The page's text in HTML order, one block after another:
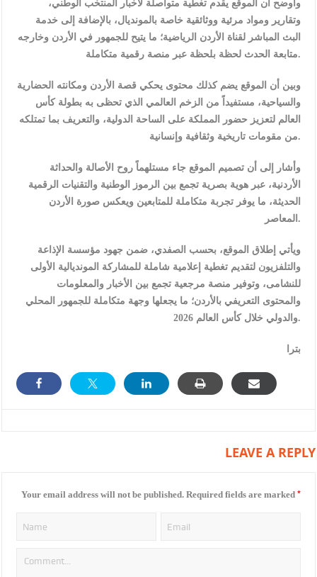
وأوضح أن الموقع يقدم تغطية متواصلة لأخبار المنتخب الوطني،
وتقارير ومواد مرئية ووثائقية خاصة بالمونديال، بالإضافة إلى خدمة
البث المباشر لقناة الأردن الرياضية؛ ما يتيح للجمهور في الأردن وخارجه
متابعة الحدث لحظة بلحظة عبر منصة رقمية متكاملة.
وبين أن الموقع يضم كذلك محتوى يحكي قصة الأردن ومكانته الحضارية
والسياحية، مستفيداً من الزخم العالمي الذي تحظى به بطولة كأس
العالم لتعزيز حضور المملكة على الساحة الدولية، والتعريف بما تمتلكه
من مقومات تاريخية وثقافية وإنسانية.
وأشار إلى أن تصميم الموقع جاء مستلهماً روح الأصالة والحداثة
الأردنية، عبر هوية بصرية تجمع بين الرموز الوطنية والتقنيات الرقمية
الحديثة، ما يوفر تجربة متكاملة للمتابعين ويعكس صورة الأردن
المعاصر.
ويأتي إطلاق الموقع، بحسب الصفدي، ضمن جهود مؤسسة الإذاعة
والتلفزيون لتقديم تغطية إعلامية شاملة للمشاركة المونديالية الأولى
للنشامى، وتوفير منصة مرجعية تجمع بين الأخبار والمعلومات
والمحتوى التعريفي بالأردن؛ ما يجعلها وجهة متكاملة للجمهور المحلي
والدولي خلال كأس العالم 2026.
بترا
LEAVE A REPLY
Your email address will not be published. Required fields are marked *